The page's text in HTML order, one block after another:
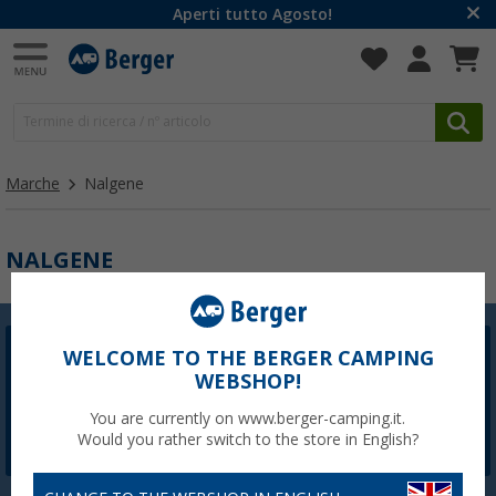
Aperti tutto Agosto!
Marche Nalgene
NALGENE
Newsletter Berger
La registrazione alla newsletter non è attualmente
disponibile. Risolveremo il problema il prima possibile.
WELCOME TO THE BERGER CAMPING
WEBSHOP!
You are currently on www.berger-camping.it.
Would you rather switch to the store in English?